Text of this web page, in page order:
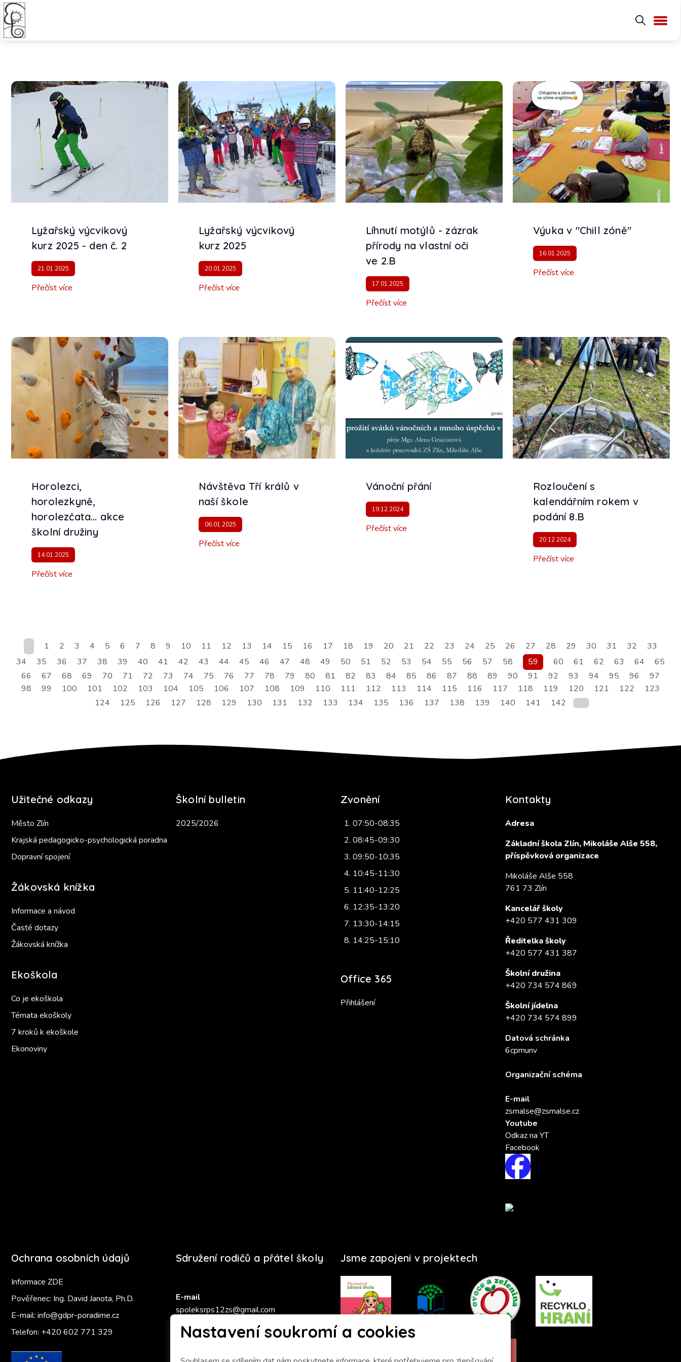
Nastavení soukromí a cookies
Lyžařský výcvikový
kurz 2025 - den č. 2
21.01.2025
Přečíst více
Lyžařský výcvikový
kurz 2025
20.01.2025
Přečíst více
Líhnutí motýlů - zázrak
přírody na vlastní oči
ve 2.B
17.01.2025
Přečíst více
Výuka v "Chill zóně"
16.01.2025
Přečíst více
Horolezci,
horolezkyně,
horolezčata… akce
školní družiny
14.01.2025
Přečíst více
Návštěva Tří králů v
naší škole
06.01.2025
Přečíst více
Vánoční přání
19.12.2024
Přečíst více
Rozloučení s
kalendářním rokem v
podání 8.B
20.12.2024
Přečíst více
1 2 3 4 5 6 7 8 9 10 11 12 13 14 15 16 17 18 19 20 21 22 23 24 25 26 27 28 29 30 31 32
33
34
35 36 37 38 39 40 41 42 43 44 45 46 47 48 49 50 51 52 53 54 55 56 57 58 59 60 61 62 63 64
65
66
67 68 69 70 71 72 73 74 75 76 77 78 79 80 81 82 83 84 85 86 87 88 89 90 91 92 93 94 95 96
97
98
99 100 101 102 103 104 105 106 107 108 109 110 111 112 113 114 115 116 117 118 119 120 121 122
123
124
125 126 127 128 129 130 131 132 133 134 135 136 137 138 139 140 141 142
Užitečné odkazy
Město Zlín
Krajská pedagogicko-psychologická poradna
Dopravní spojení
Žákovská knížka
Informace a návod
Časté dotazy
Žákovská knížka
Ekoškola
Co je ekoškola
Témata ekoškoly
7 kroků k ekoškole
Ekonoviny
Školní bulletin
2025/2026
Zvonění
07:50-08:35
08:45-09:30
09:50-10:35
10:45-11:30
11:40-12:25
12:35-13:20
13:30-14:15
14:25-15:10
Office 365
Přihlášení
Kontakty
Adresa
Základní škola Zlín, Mikoláše Alše 558,
příspěvková organizace
Mikoláše Alše 558
761 73 Zlín
Kancelář školy
+420 577 431 309
Ředitelka školy
+420 577 431 387
Školní družina
+420 734 574 869
Školní jídelna
+420 734 574 899
Datová schránka
6cpmunv
Organizační schéma
E-mail
zsmalse@zsmalse.cz
Youtube
Odkaz na YT
Facebook
Ochrana osobních údajů
Informace ZDE
Pověřenec: Ing. David Janota, Ph.D.
E-mail: info@gdpr-poradime.cz
Telefon: +420 602 771 329
Sdružení rodičů a přátel školy
E-mail
spoleksrps12zs@gmail.com
Zlatý Ámos 2025/2026
Jsme zapojeni v projektech